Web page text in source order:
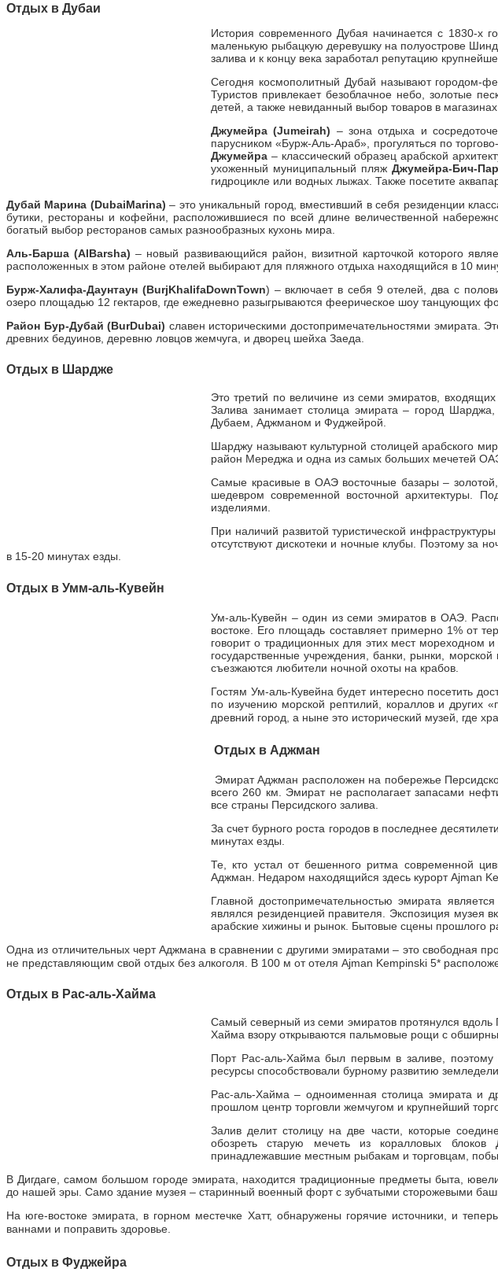
Отдых в Дубаи
История современного Дубая начинается с 1830-х
маленькую рыбацкую деревушку на полуострове
залива и к концу века заработал репутацию
Сегодня космополитный Дубай называют городом-
Туристов привлекает безоблачное небо, золотые
детей, а также невиданный выбор товаров в
Джумейра (Jumeirah) – зона отдыха и
парусником «Бурж-Аль-Араб», прогуляться по
Джумейра – классический образец арабской
ухоженный муниципальный пляж Джумейра-Бич-
гидроцикле или водных лыжах. Также посетите
Дубай Марина (DubaiMarina) – это уникальный город, вместивший в себя резиденции
бутики, рестораны и кофейни, расположившиеся по всей длине величественной
богатый выбор ресторанов самых разнообразных кухонь мира.
Аль-Барша (AlBarsha) – новый развивающийся район, визитной карточкой которого
расположенных в этом районе отелей выбирают для пляжного отдыха находящийся в 10
Бурж-Халифа-Даунтаун (BurjKhalifaDownTown) – включает в себя 9 отелей, два с
озеро площадью 12 гектаров, где ежедневно разыгрываются феерическое шоу
Район Бур-Дубай (BurDubai) славен историческими достопримечательностями эмирата.
древних бедуинов, деревню ловцов жемчуга, и дворец шейха Заеда.
Отдых в Шардже
Это третий по величине из семи эмиратов,
Залива занимает столица эмирата – город
Дубаем, Аджманом и Фуджейрой.
Шарджу называют культурной столицей арабского
район Мереджа и одна из самых больших мечетей
Самые красивые в ОАЭ восточные базары –
шедевром современной восточной архитектуры.
изделиями.
При наличий развитой туристической
отсутствуют дискотеки и ночные клубы. Поэтому за
в 15-20 минутах езды.
Отдых в Умм-аль-Кувейн
Ум-аль-Кувейн – один из семи эмиратов в ОАЭ.
востоке. Его площадь составляет примерно 1% от
говорит о традиционных для этих мест мореходном
государственные учреждения, банки, рынки,
съезжаются любители ночной охоты на крабов.
Гостям Ум-аль-Кувейна будет интересно посетить
по изучению морской рептилий, кораллов и других
древний город, а ныне это исторический музей, где
Отдых в Аджман
Эмират Аджман расположен на побережье
всего 260 км. Эмират не располагает запасами
все страны Персидского залива.
За счет бурного роста городов в последнее
минутах езды.
Те, кто устал от бешенного ритма современной
Аджман. Недаром находящийся здесь курорт Ajman
Главной достопримечательностью эмирата
являлся резиденцией правителя. Экспозиция музея
арабские хижины и рынок. Бытовые сцены прошлого
Одна из отличительных черт Аджмана в сравнении с другими эмиратами – это свободная
не представляющим свой отдых без алкоголя. В 100 м от отеля Ajman Kempinski 5*
Отдых в Рас-аль-Хайма
Самый северный из семи эмиратов протянулся
Хайма взору открываются пальмовые рощи с
Порт Рас-аль-Хайма был первым в заливе, поэтому
ресурсы способствовали бурному развитию
Рас-аль-Хайма – одноименная столица эмирата и
прошлом центр торговли жемчугом и крупнейший
Залив делит столицу на две части, которые
обозреть старую мечеть из коралловых
принадлежавшие местным рыбакам и торговцам,
В Дигдаге, самом большом городе эмирата, находится традиционные предметы быта,
до нашей эры. Само здание музея – старинный военный форт с зубчатыми сторожевыми
На юге-востоке эмирата, в горном местечке Хатт, обнаружены горячие источники, и
ваннами и поправить здоровье.
Отдых в Фуджейра